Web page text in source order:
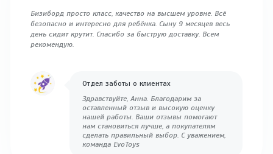
Бизиборд просто класс, качество на высшем уровне. Всё
безопасно и интересно для ребёнка. Сыну 9 месяцев весь
день сидит крутит. Спасибо за быструю доставку. Всем
рекомендую.
Отдел заботы о клиентах
Здравствуйте, Анна. Благодарим за
оставленный отзыв и высокую оценку
нашей работы. Ваши отзывы помогают
нам становиться лучше, а покупателям
сделать правильный выбор. С уважением,
команда EvoToys